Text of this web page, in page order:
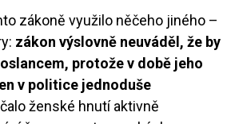
zákoně využilo něčeho jiného –
zákon výslovně neuváděl, že by
protože v době jeho
v politice jednoduše
ženské hnutí aktivně